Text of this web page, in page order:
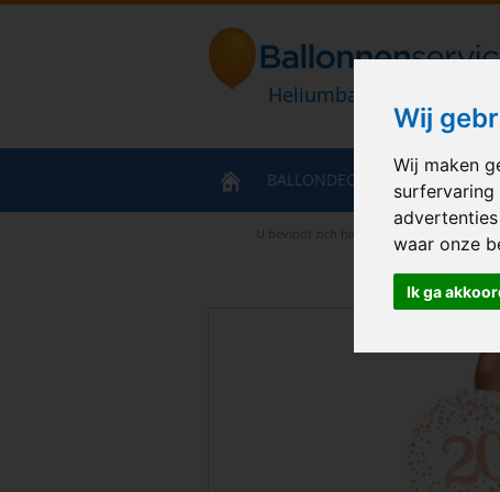
Wij
Wij maken
surfervaring
waar onze
Ik ga
Heliumballonnen en
U bevindt zich hier
BALLONDECORATIES